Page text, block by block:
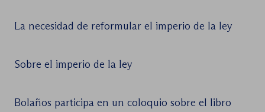
La necesidad de reformular el imperio de la ley
Sobre el imperio de la ley
Bolaños participa en un coloquio sobre el libro